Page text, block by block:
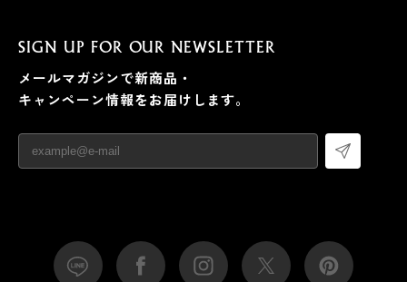
SIGN UP FOR OUR NEWSLETTER
メールマガジンで新商品・
キャンペーン情報をお届けします。